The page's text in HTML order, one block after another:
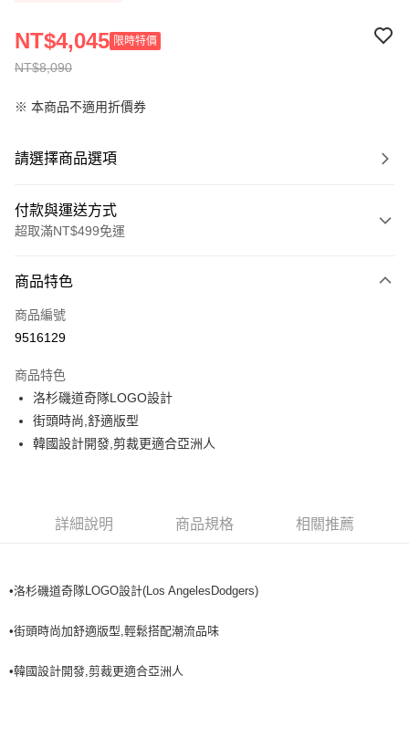
NT$8,090
NT$4,045 限時特價
※ 本商品不適用折價券
請選擇商品選項
付款與運送方式
超取滿NT$499免運
信用卡一次付款
超商取貨付款
Apple Pay
街口支付
全家取貨付款<未取貨列黑名單/不支援離島取退>
全家取貨<不支援離島取退>
每筆NT$60，滿NT$499(含以上)免運費
商品特色
商品編號
9516129
商品特色
洛杉磯道奇隊LOGO設計
街頭時尚,舒適版型
韓國設計開發,剪裁更適合亞洲人
詳細說明 商品規格 相關推薦
•洛杉磯道奇隊LOGO設計(Los AngelesDodgers)
•街頭時尚加舒適版型,輕鬆搭配潮流品味
•韓國設計開發,剪裁更適合亞洲人